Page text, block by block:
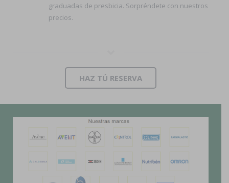
graduadas de presbicia. Sorpréndete con nuestros
precios.
HAZ TÚ RESERVA